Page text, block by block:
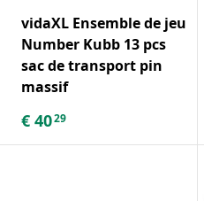
vidaXL Ensemble de jeu
Number Kubb 13 pcs
sac de transport pin
massif
€ 4029